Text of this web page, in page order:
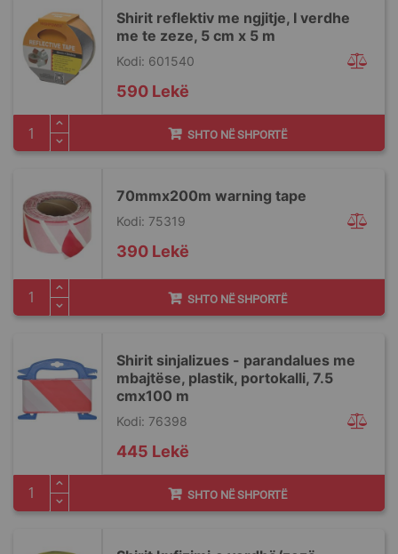
Shirit reflektiv me ngjitje, I verdhe
me te zeze, 5 cm x 5 m
Kodi: 601540
590 Lekë
SHTO NË SHPORTË
70mmx200m warning tape
Kodi: 75319
390 Lekë
SHTO NË SHPORTË
Shirit sinjalizues - parandalues me
mbajtëse, plastik, portokalli, 7.5
cmx100 m
Kodi: 76398
445 Lekë
SHTO NË SHPORTË